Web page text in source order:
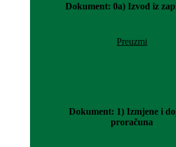
Dokument: 0a) Izvod iz
Preuzmi
Dokument: 1) Izmjene i
proračuna